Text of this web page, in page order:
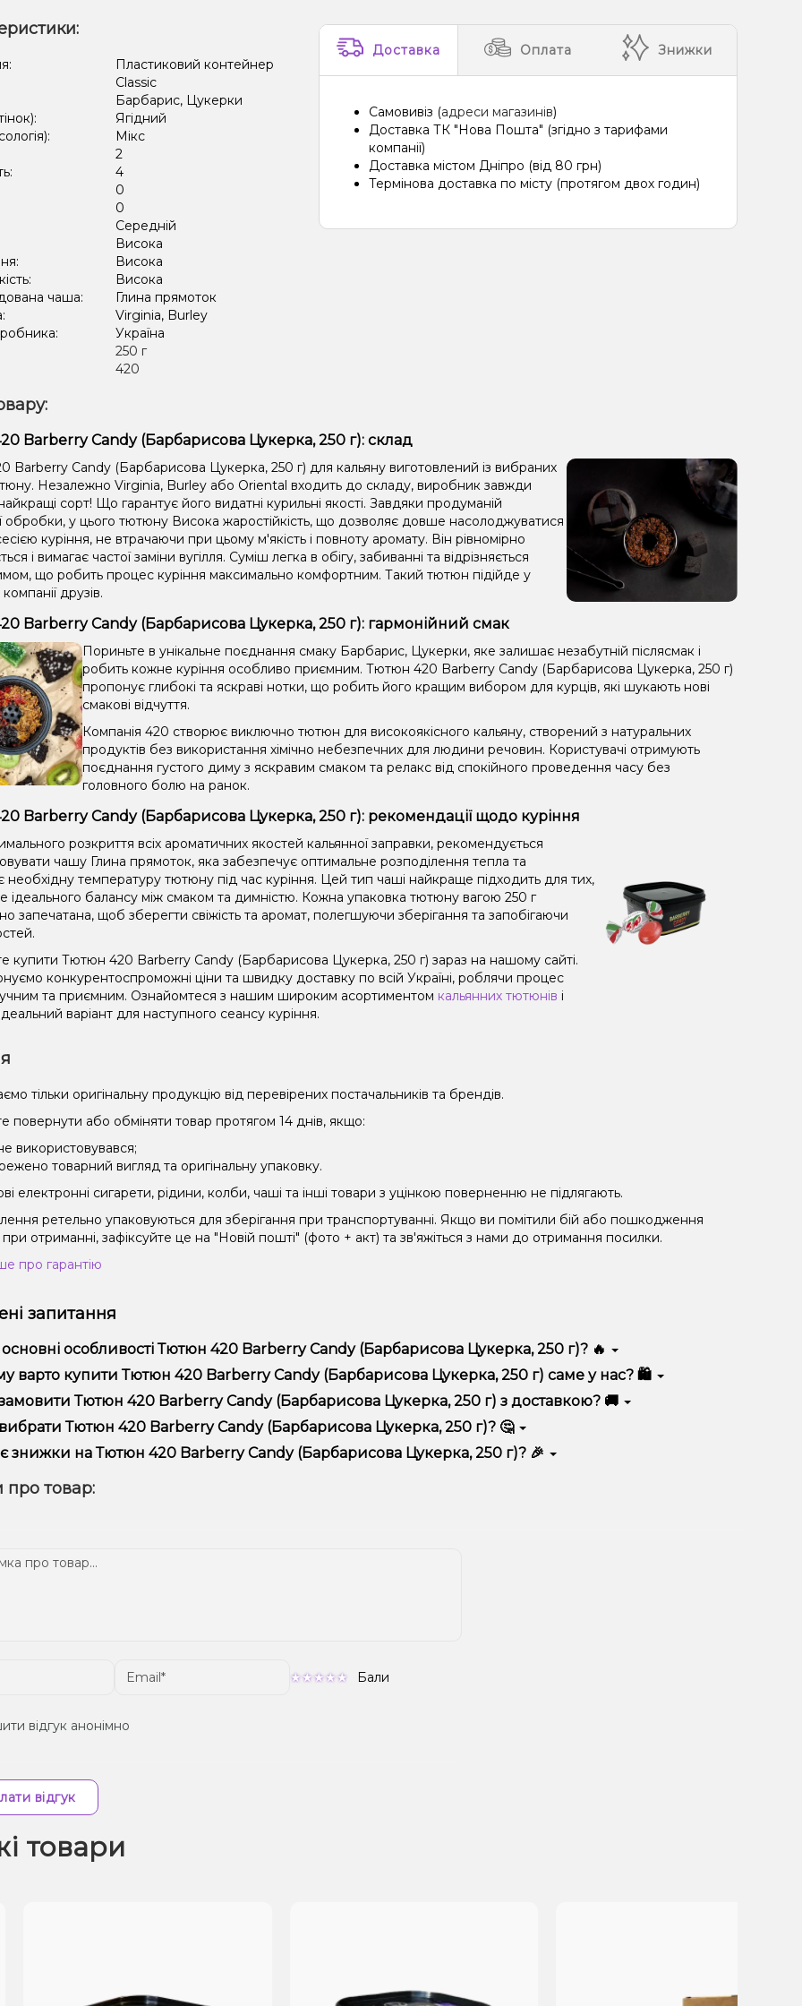
Кавун, Жуйка (фруктова), Лід/Холодок
Кактус, Ківі, Лайм, Лід/Холодок, Лимон
Лід/Холодок, Лемонграсс, Малина, Чорниця/Лохина
Лід/Холодок, Чорниця/Лохина
Виноград, Лайм, Лід/Холодок, Енергетик
Пластиковий контейнер
Classic
Барбарис, Цукерки
Ягідний
Мікс
2
4
0
0
Середній
Висока
Висока
Висока
чаша:
Глина прямоток
Virginia, Burley
Україна
250 г
420
Доставка Оплата Знижки
Самовивіз (адреси магазинів)
Доставка ТК "Нова Пошта" (згідно з тарифами
компанії)
Доставка містом Дніпро (від 80 грн)
Термінова доставка по місту (протягом двох годин)
Barberry Candy (Барбарисова Цукерка, 250 г): склад
Barberry Candy (Барбарисова Цукерка, 250 г) для кальяну виготовлений із вибраних
Незалежно Virginia, Burley або Oriental входить до складу, виробник завжди
сорт! Що гарантує його видатні курильні якості. Завдяки продуманій
обробки, у цього тютюну Висока жаростійкість, що дозволяє довше насолоджуватися
куріння, не втрачаючи при цьому м'якість і повноту аромату. Він рівномірно
і вимагає частої заміни вугілля. Суміш легка в обігу, забиванні та відрізняється
що робить процес куріння максимально комфортним. Такий тютюн підійде у
друзів.
Barberry Candy (Барбарисова Цукерка, 250 г): гармонійний смак
Пориньте в унікальне поєднання смаку Барбарис, Цукерки, яке залишає незабутній післясмак і
робить кожне куріння особливо приємним. Тютюн 420 Barberry Candy (Барбарисова Цукерка, 250 г)
пропонує глибокі та яскраві нотки, що робить його кращим вибором для курців, які шукають нові
смакові відчуття.
Компанія 420 створює виключно тютюн для високоякісного кальяну, створений з натуральних
продуктів без використання хімічно небезпечних для людини речовин. Користувачі отримують
поєднання густого диму з яскравим смаком та релакс від спокійного проведення часу без
головного болю на ранок.
Barberry Candy (Барбарисова Цукерка, 250 г): рекомендації щодо куріння
розкриття всіх ароматичних якостей кальянної заправки, рекомендується
чашу Глина прямоток, яка забезпечує оптимальне розподілення тепла та
необхідну температуру тютюну під час куріння. Цей тип чаші найкраще підходить для тих,
ідеального балансу між смаком та димністю. Кожна упаковка тютюну вагою 250 г
запечатана, щоб зберегти свіжість та аромат, полегшуючи зберігання та запобігаючи
купити Тютюн 420 Barberry Candy (Барбарисова Цукерка, 250 г) зараз на нашому сайті.
конкурентоспроможні ціни та швидку доставку по всій Україні, роблячи процес
та приємним. Ознайомтеся з нашим широким асортиментом кальянних тютюнів і
варіант для наступного сеансу куріння.
тільки оригінальну продукцію від перевірених постачальників та брендів.
повернути або обміняти товар протягом 14 днів, якщо:
використовувався;
товарний вигляд та оригінальну упаковку.
електронні сигарети, рідини, колби, чаші та інші товари з уцінкою поверненню не підлягають.
ретельно упаковуються для зберігання при транспортуванні. Якщо ви помітили бій або пошкодження
отриманні, зафіксуйте це на "Новій пошті" (фото + акт) та зв'яжіться з нами до отримання посилки.
про гарантію
запитання
основні особливості Тютюн 420 Barberry Candy (Барбарисова Цукерка, 250 г)? 🔥
420 Barberry Candy (Барбарисова Цукерка, 250 г) відрізняється високою якістю, зручністю використання та
варто купити Тютюн 420 Barberry Candy (Барбарисова Цукерка, 250 г) саме у нас? 🛍️
тільки оригінальну продукцію, широкий асортимент, вигідні ціни та швидку доставку. Крім того, у нас
акції та знижки для клієнтів!
Тютюн 420 Barberry Candy (Барбарисова Цукерка, 250 г) з доставкою? 🚚
замовлення можна в кілька кліків:
Додайте Тютюн 420 Barberry Candy (Барбарисова Цукерка, 250 г) до кошика.
Виберіть зручний спосіб оплати та доставки.
Тютюн 420 Barberry Candy (Барбарисова Цукерка, 250 г)? 🤔
залежить від ваших уподобань – наприклад, якщо це кальян, враховуйте розмір, матеріал та тип чаші, якщо
– потужність та смак. Наші менеджери допоможуть підібрати ідеальний варіант.
знижки на Тютюн 420 Barberry Candy (Барбарисова Цукерка, 250 г)? 🎉
телеграм-каналі, щоб не проґавити вигідні пропозиції!
про товар:
Бали
відгук анонімно
відгук
товари